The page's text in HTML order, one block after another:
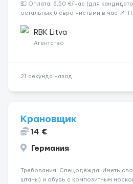
💶 Оплата: 6,50 €/час (для
остальных 6 евро чистыми в час 📌
работать &bul...
RBK Litva
Агентство
21 секунда назад
Крановщик
14 €
Германия
Требования: Спецодежда: Иметь
штаны) и обувь с композитным